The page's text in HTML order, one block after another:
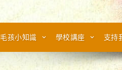
毛孩小知識 學校講座 支持